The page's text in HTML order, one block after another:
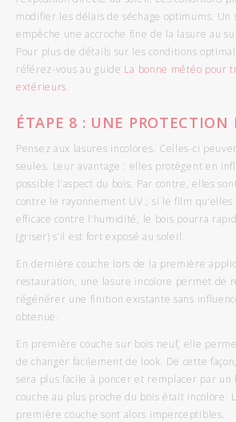
modifier les délais de séchage optimums. Un
empêche une accroche fine de la lasure au
Pour plus de détails sur les conditions
référez-vous au guide La bonne météo pour
extérieurs.
ÉTAPE 8 : UNE PROTECTION
Pensez aux lasures incolores. Celles-ci
seules. Leur avantage : elles protègent en
possible l’aspect du bois. Par contre, elles
contre le rayonnement UV ; si le film
efficace contre l’humidité, le bois pourra
(griser) s’il est fort exposé au soleil.
En dernière couche lors de la première
restauration, une lasure incolore permet de
régénérer une finition existante sans
obtenue.
En première couche sur bois neuf, elle
de changer facilement de look. De cette
sera plus facile à poncer et remplacer par un
couche au plus proche du bois était incolore.
première couche sont alors imperceptibles.